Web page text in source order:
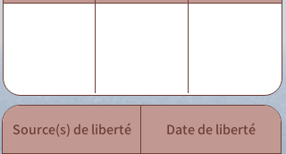
Source(s) de liberté Date de liberté